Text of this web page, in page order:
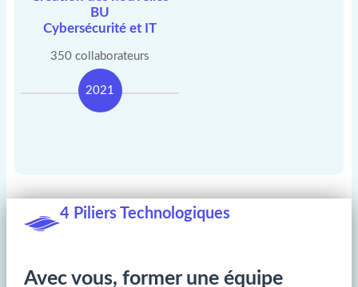
BU
Cybersécurité et IT
350 collaborateurs
2021
4 Piliers Technologiques
Avec vous, former une équipe